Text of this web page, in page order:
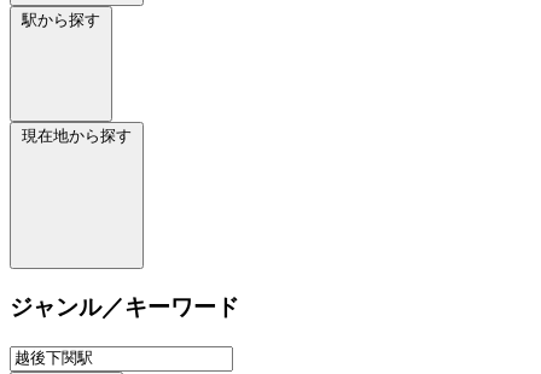
駅から探す
現在地から探す
ジャンル／キーワード